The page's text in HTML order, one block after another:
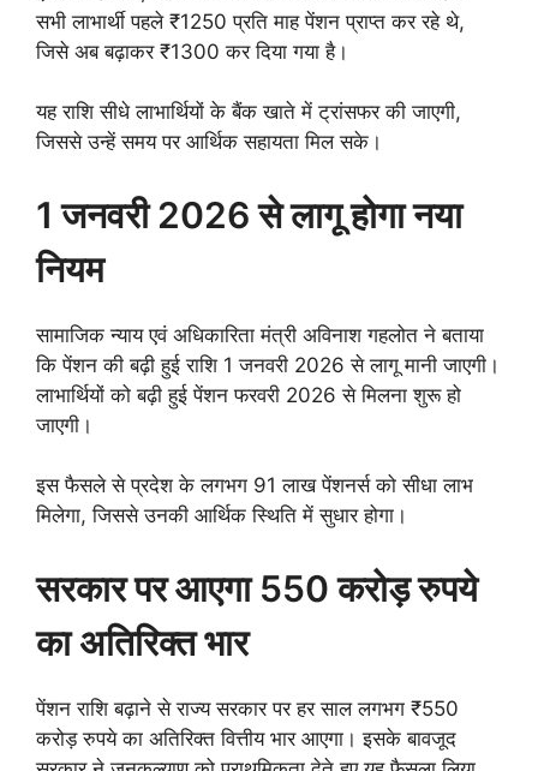
सभी लाभार्थी पहले ₹1250 प्रति माह पेंशन प्राप्त कर रहे थे,
जिसे अब बढ़ाकर ₹1300 कर दिया गया है।
यह राशि सीधे लाभार्थियों के बैंक खाते में ट्रांसफर की जाएगी,
जिससे उन्हें समय पर आर्थिक सहायता मिल सके।
1 जनवरी 2026 से लागू होगा नया
नियम
सामाजिक न्याय एवं अधिकारिता मंत्री अविनाश गहलोत ने बताया
कि पेंशन की बढ़ी हुई राशि 1 जनवरी 2026 से लागू मानी जाएगी।
लाभार्थियों को बढ़ी हुई पेंशन फरवरी 2026 से मिलना शुरू हो
जाएगी।
इस फैसले से प्रदेश के लगभग 91 लाख पेंशनर्स को सीधा लाभ
मिलेगा, जिससे उनकी आर्थिक स्थिति में सुधार होगा।
सरकार पर आएगा 550 करोड़ रुपये
का अतिरिक्त भार
पेंशन राशि बढ़ाने से राज्य सरकार पर हर साल लगभग ₹550
करोड़ रुपये का अतिरिक्त वित्तीय भार आएगा। इसके बावजूद